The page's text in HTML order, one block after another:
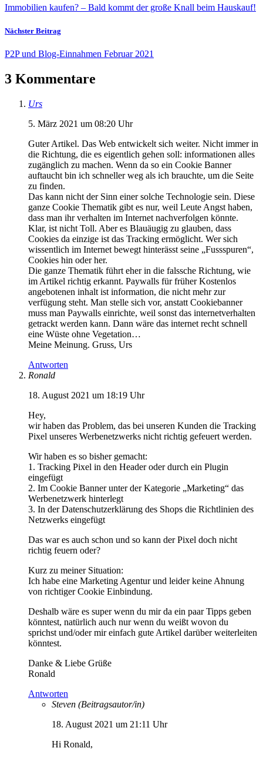
Immobilien kaufen? – Bald kommt der große Knall beim Hauskauf!
Nächster Beitrag
P2P und Blog-Einnahmen Februar 2021
3 Kommentare
Urs
5. März 2021 um 08:20 Uhr
Guter Artikel. Das Web entwickelt sich weiter. Nicht immer in
die Richtung, die es eigentlich gehen soll: informationen alles
zugänglich zu machen. Wenn da so ein Cookie Banner
auftaucht bin ich schneller weg als ich brauchte, um die Seite
zu finden.
Das kann nicht der Sinn einer solche Technologie sein. Diese
ganze Cookie Thematik gibt es nur, weil Leute Angst haben,
dass man ihr verhalten im Internet nachverfolgen könnte.
Klar, ist nicht Toll. Aber es Blauäugig zu glauben, dass
Cookies da einzige ist das Tracking ermöglicht. Wer sich
wissentlich im Internet bewegt hinterässt seine „Fussspuren“,
Cookies hin oder her.
Die ganze Thematik führt eher in die falssche Richtung, wie
im Artikel richtig erkannt. Paywalls für früher Kostenlos
angebotenen inhalt ist information, die nicht mehr zur
verfügung steht. Man stelle sich vor, anstatt Cookiebanner
muss man Paywalls einrichte, weil sonst das internetverhalten
getrackt werden kann. Dann wäre das internet recht schnell
eine Wüste ohne Vegetation…
Meine Meinung. Gruss, Urs
Antworten
Ronald
18. August 2021 um 18:19 Uhr
Hey,
wir haben das Problem, das bei unseren Kunden die Tracking
Pixel unseres Werbenetzwerks nicht richtig gefeuert werden.
Wir haben es so bisher gemacht:
1. Tracking Pixel in den Header oder durch ein Plugin
eingefügt
2. Im Cookie Banner unter der Kategorie „Marketing“ das
Werbenetzwerk hinterlegt
3. In der Datenschutzerklärung des Shops die Richtlinien des
Netzwerks eingefügt
Das war es auch schon und so kann der Pixel doch nicht
richtig feuern oder?
Kurz zu meiner Situation:
Ich habe eine Marketing Agentur und leider keine Ahnung
von richtiger Cookie Einbindung.
Deshalb wäre es super wenn du mir da ein paar Tipps geben
könntest, natürlich auch nur wenn du weißt wovon du
sprichst und/oder mir einfach gute Artikel darüber weiterleiten
könntest.
Danke & Liebe Grüße
Ronald
Antworten
Steven (Beitragsautor/in)
18. August 2021 um 21:11 Uhr
Hi Ronald,